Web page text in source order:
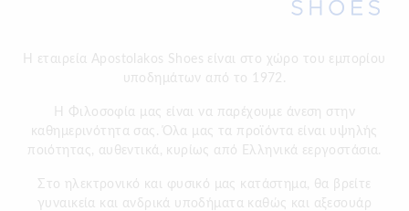
Η εταιρεία Apostolakos Shoes είναι στο χώρο του εμπορίου
υποδημάτων από το 1972.
H Φιλοσοφία μας είναι να παρέχουμε άνεση στην
καθημερινότητα σας. Όλα μας τα προϊόντα είναι υψηλής
ποιότητας, αυθεντικά, κυρίως από Ελληνικά εεργοστάσια.
Στο ηλεκτρονικό και φυσικό μας κατάστημα, θα βρείτε
γυναικεία και ανδρικά υποδήματα καθώς και αξεσουάρ